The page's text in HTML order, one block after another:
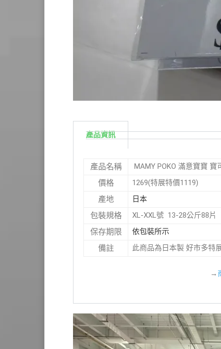
產品資訊
產品名稱 MAMY POKO 滿意寶寶
價格 1269(特展特價1119)
產地 日本
包裝規格 XL-XXL號 13-28公斤88片
保存期限 依包裝所示
備註 此商品為日本製 好市多特
→